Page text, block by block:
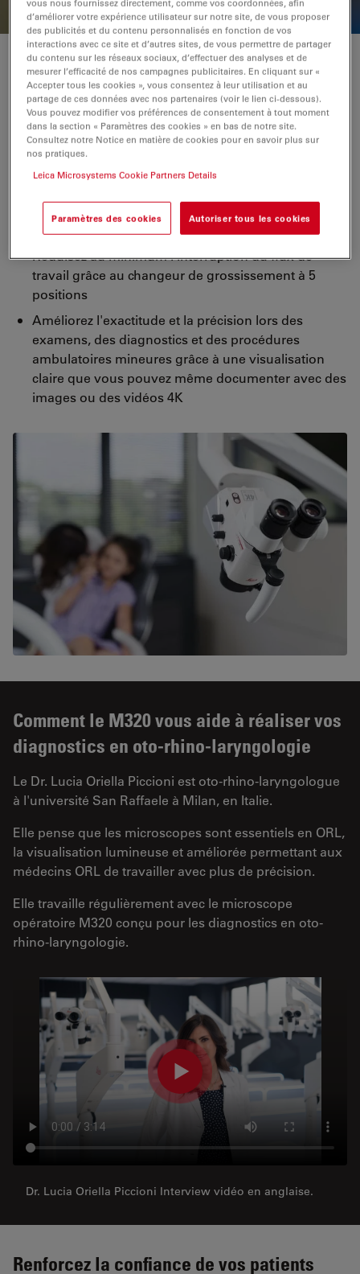
Concentrez-vous sur l'essentiel
Le M320 fournit une image nette et lumineuse en
couleurs vraies : une condition préalable à
l'élargissement du champ de connaissances.
efficacité en changeant rapidement et facilement les
niveaux de mise au point
Réduisez au minimum l'interruption du flux de
travail grâce au changeur de grossissement à 5
positions
Améliorez l'exactitude et la précision lors des
examens, des diagnostics et des procédures
ambulatoires mineures grâce à une visualisation
claire que vous pouvez même documenter avec des
images ou des vidéos 4K
Comment le M320 vous aide à réaliser vos
diagnostics en oto-rhino-laryngologie
Le Dr. Lucia Oriella Piccioni est oto-rhino-laryngologue
à l'université San Raffaele à Milan, en Italie.
Elle pense que les microscopes sont essentiels en ORL,
la visualisation lumineuse et améliorée permettant aux
médecins ORL de travailler avec plus de précision.
Elle travaille régulièrement avec le microscope
opératoire M320 conçu pour les diagnostics en oto-
rhino-laryngologie.
Dr. Lucia Oriella Piccioni Interview vidéo en anglaise.
Renforcez la confiance de vos patients
vous nous fournissez directement, comme vos coordonnées, afin
d’améliorer votre expérience utilisateur sur notre site, de vous proposer
des publicités et du contenu personnalisés en fonction de vos
interactions avec ce site et d’autres sites, de vous permettre de partager
du contenu sur les réseaux sociaux, d’effectuer des analyses et de
mesurer l’efficacité de nos campagnes publicitaires. En cliquant sur «
Accepter tous les cookies », vous consentez à leur utilisation et au
partage de ces données avec nos partenaires (voir le lien ci-dessous).
Vous pouvez modifier vos préférences de consentement à tout moment
dans la section « Paramètres des cookies » en bas de notre site.
Consultez notre Notice en matière de cookies pour en savoir plus sur
nos pratiques.
Leica Microsystems Cookie Partners Details
Paramètres des cookies Autoriser tous les cookies